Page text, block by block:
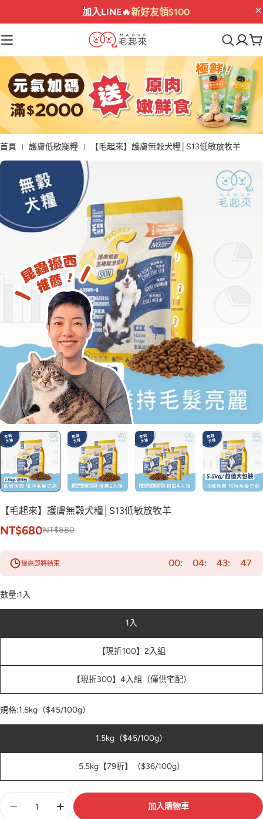
加入LINE🔥新好友領$100
購
物
車
首頁 護膚低敏寵糧 【毛起來】護膚無穀犬糧│S13低敏放牧羊
【毛起來】護膚無穀犬糧│S13低敏放牧羊
NT$680NT$880
優惠即將結束 00 04 43 45
數量:1入
1入
【現折100】2入組
【現折300】4入組（僅供宅配）
規格:1.5kg（$45/100g）
1.5kg（$45/100g）
5.5kg【79折】（$36/100g）
量
加入購物車